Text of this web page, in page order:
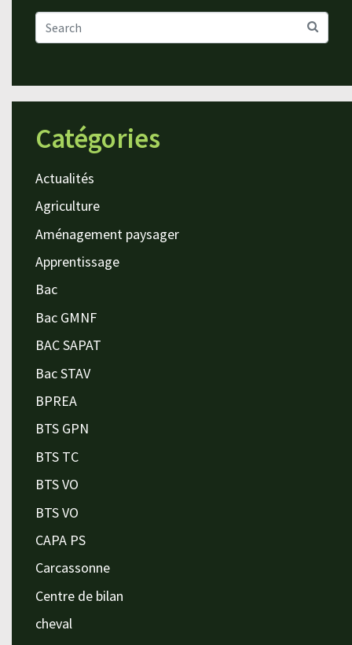
Catégories
Actualités
Agriculture
Aménagement paysager
Apprentissage
Bac
Bac GMNF
BAC SAPAT
Bac STAV
BPREA
BTS GPN
BTS TC
BTS VO
BTS VO
CAPA PS
Carcassonne
Centre de bilan
cheval